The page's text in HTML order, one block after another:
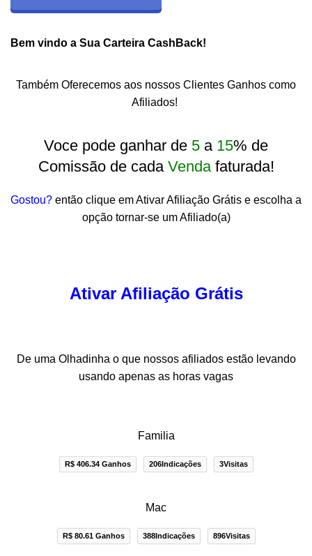
Bem vindo a Sua Carteira CashBack!
Também Oferecemos aos nossos Clientes Ganhos como
Afiliados!
Voce pode ganhar de 5 a 15% de
Comissão de cada Vendafaturada!
Gostou? então clique em Ativar Afiliação Grátis e escolha a
opção tornar-se um Afiliado(a)
Ativar Afiliação Grátis
De uma Olhadinha o que nossos afiliados estão levando
usando apenas as horas vagas
Familia
R$ 406.34 Ganhos 206Indicações 3Visitas
Mac
R$ 80.61 Ganhos 388Indicações 896Visitas